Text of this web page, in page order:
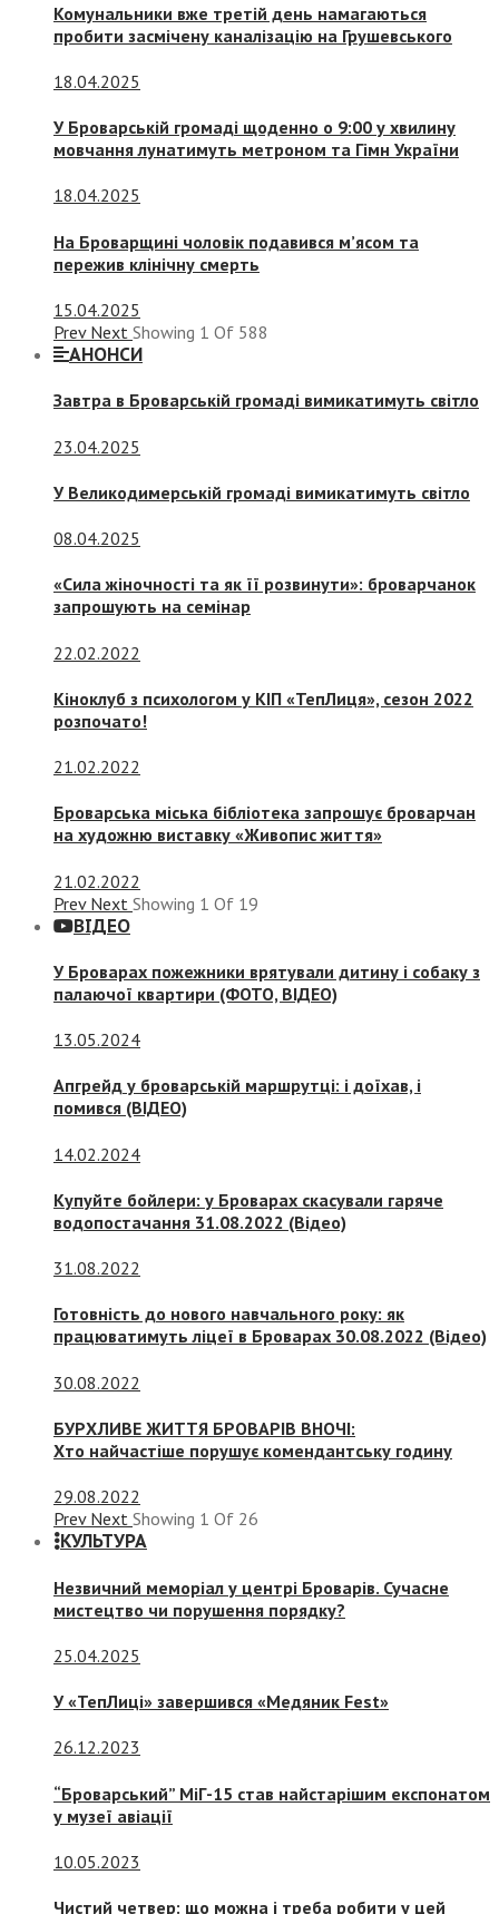
Комунальники вже третій день намагаються
пробити засмічену каналізацію на Грушевського
18.04.2025
У Броварській громаді щоденно о 9:00 у хвилину
мовчання лунатимуть метроном та Гімн України
18.04.2025
На Броварщині чоловік подавився м’ясом та
пережив клінічну смерть
15.04.2025
Prev Next Showing 1 Of 588
АНОНСИ
Завтра в Броварській громаді вимикатимуть світло
23.04.2025
У Великодимерській громаді вимикатимуть світло
08.04.2025
«Сила жіночності та як її розвинути»: броварчанок
запрошують на семінар
22.02.2022
Кіноклуб з психологом у КІП «ТепЛиця», сезон 2022
розпочато!
21.02.2022
Броварська міська бібліотека запрошує броварчан
на художню виставку «Живопис життя»
21.02.2022
Prev Next Showing 1 Of 19
ВІДЕО
У Броварах пожежники врятували дитину і собаку з
палаючої квартири (ФОТО, ВІДЕО)
13.05.2024
Апгрейд у броварській маршрутці: і доїхав, і
помився (ВІДЕО)
14.02.2024
Купуйте бойлери: у Броварах скасували гаряче
водопостачання 31.08.2022 (Відео)
31.08.2022
Готовність до нового навчального року: як
працюватимуть ліцеї в Броварах 30.08.2022 (Відео)
30.08.2022
БУРХЛИВЕ ЖИТТЯ БРОВАРІВ ВНОЧІ:
Хто найчастіше порушує комендантську годину
29.08.2022
Prev Next Showing 1 Of 26
КУЛЬТУРА
Незвичний меморіал у центрі Броварів. Сучасне
мистецтво чи порушення порядку?
25.04.2025
У «ТепЛиці» завершився «Медяник Fest»
26.12.2023
“Броварський” МіГ-15 став найстарішим експонатом
у музеї авіації
10.05.2023
Чистий четвер: що можна і треба робити у цей